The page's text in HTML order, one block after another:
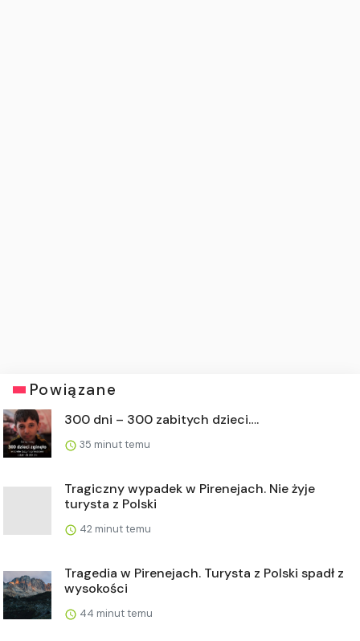
Powiązane
300 dni – 300 zabitych dzieci….
35 minut temu
Tragiczny wypadek w Pirenejach. Nie żyje
turysta z Polski
42 minut temu
Tragedia w Pirenejach. Turysta z Polski spadł z
wysokości
44 minut temu